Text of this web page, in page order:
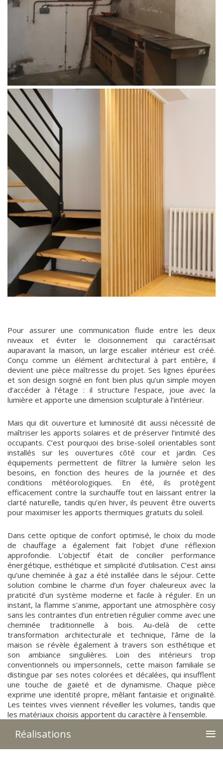
Pour assurer une communication fluide entre les deux
niveaux et éviter le cloisonnement qui caractérisait
auparavant la maison, un large escalier intérieur est créé.
Conçu comme un élément architectural à part entière, il
devient une pièce maîtresse du projet. Ses lignes épurées
et son design soigné en font bien plus qu’un simple moyen
d’accéder à l’étage : il structure l’espace, joue avec la
lumière et apporte une dimension sculpturale à l’intérieur.
Mais qui dit ouverture et luminosité dit aussi nécessité de
maîtriser les apports solaires et de préserver l’intimité des
occupants. C’est pourquoi des brise-soleil orientables sont
installés sur les ouvertures côté cour et jardin. Ces
équipements permettent de filtrer la lumière selon les
besoins, en fonction des heures de la journée et des
conditions météorologiques. En été, ils protègent
efficacement contre la surchauffe tout en laissant entrer la
clarté naturelle, tandis qu’en hiver, ils peuvent être ouverts
pour maximiser les apports thermiques gratuits du soleil.
Dans cette optique de confort optimisé, le choix du mode
de chauffage a également fait l’objet d’une réflexion
approfondie. L’objectif était de concilier performance
énergétique, esthétique et simplicité d’utilisation. C’est ainsi
qu’une cheminée à gaz a été installée dans le séjour. Cette
solution combine le charme d’un foyer chaleureux avec la
praticité d’un système moderne et facile à réguler. En un
instant, la flamme s’anime, apportant une atmosphère cosy
sans les contraintes d’un entretien régulier comme avec une
cheminée traditionnelle à bois. Au-delà de cette
transformation architecturale et technique, l’âme de la
maison se révèle également à travers son esthétique et
son ambiance singulières. Loin des intérieurs trop
conventionnels ou impersonnels, cette maison familiale se
distingue par ses notes colorées et décalées, qui insufflent
une touche de gaieté et de dynamisme. Chaque pièce
exprime une identité propre, mêlant fantaisie et originalité.
Les teintes vives viennent réveiller les volumes, tandis que
les matériaux choisis apportent du caractère à l’ensemble.
Le mobilier et la décoration suivent cette même philosophie
: un savant mélange d’éléments contemporains et de
Réalisations ≡